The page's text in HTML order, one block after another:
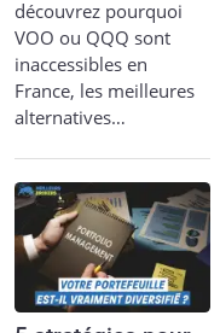
découvrez pourquoi
VOO ou QQQ sont
inaccessibles en
France, les meilleures
alternatives…